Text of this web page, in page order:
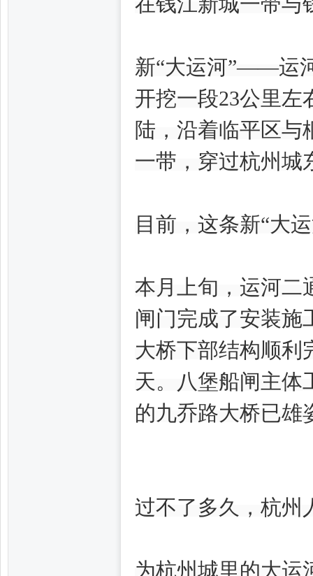
新“大运河”——运
开挖一段23公里左
陆，沿着临平区与
一带，穿过杭州城
目前，这条新“大
本月上旬，运河二
闸门完成了安装施
大桥下部结构顺利
天。八堡船闸主体
的九乔路大桥已雄
过不了多久，杭州
为杭州城里的大运